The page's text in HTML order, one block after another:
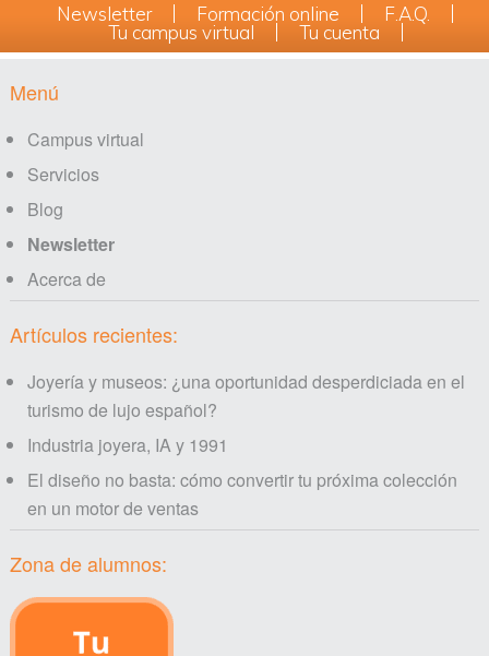
Newsletter Formación online
F.A.Q.
Tu campus virtual
Tu cuenta
Footer
Menú
Campus virtual
Servicios
Blog
Newsletter
Acerca de
Artículos recientes:
Joyería y museos: ¿una oportunidad desperdiciada en el
turismo de lujo español?
Industria joyera, IA y 1991
El diseño no basta: cómo convertir tu próxima colección
en un motor de ventas
Zona de alumnos: